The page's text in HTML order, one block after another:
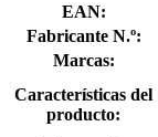
EAN:
Fabricante N.º:
Marcas:
Características del
producto: